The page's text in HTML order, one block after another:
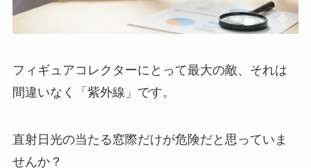
フィギュアコレクターにとって最大の敵、それは
間違いなく「紫外線」です。
直射日光の当たる窓際だけが危険だと思っていま
せんか？